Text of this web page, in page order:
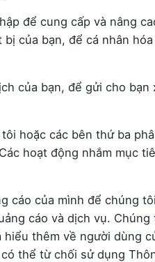
để cung cấp và nâng
của bạn, để cá nhân
của bạn, để gửi cho
hoặc các bên thứ ba
hoạt động nhắm mục
của mình để chúng
cáo và dịch vụ.
thêm về người dùng
thể từ chối sử dụng